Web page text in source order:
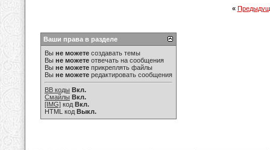
«
Ваши права в разделе
Вы не можете создавать темы
Вы не можете отвечать на сообщения
Вы не можете прикреплять файлы
Вы не можете редактировать сообщения
BB коды Вкл.
Смайлы Вкл.
[IMG] код Вкл.
HTML код Выкл.